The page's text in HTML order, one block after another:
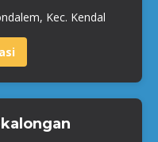
Kec. Kendal